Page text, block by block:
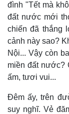
Doanh nghiệp
Thông tin doanh
Doanh nghiệp 24h
Doanh nhân
Vì cộng đồng
đình "Tết mà
đất nước mới
chiến đã thắng
cảnh này sao?
Nội... Vậy còn
miền đất nước?
ấm, tươi vui...
Đêm ấy, trên
suy nghĩ. Vẻ